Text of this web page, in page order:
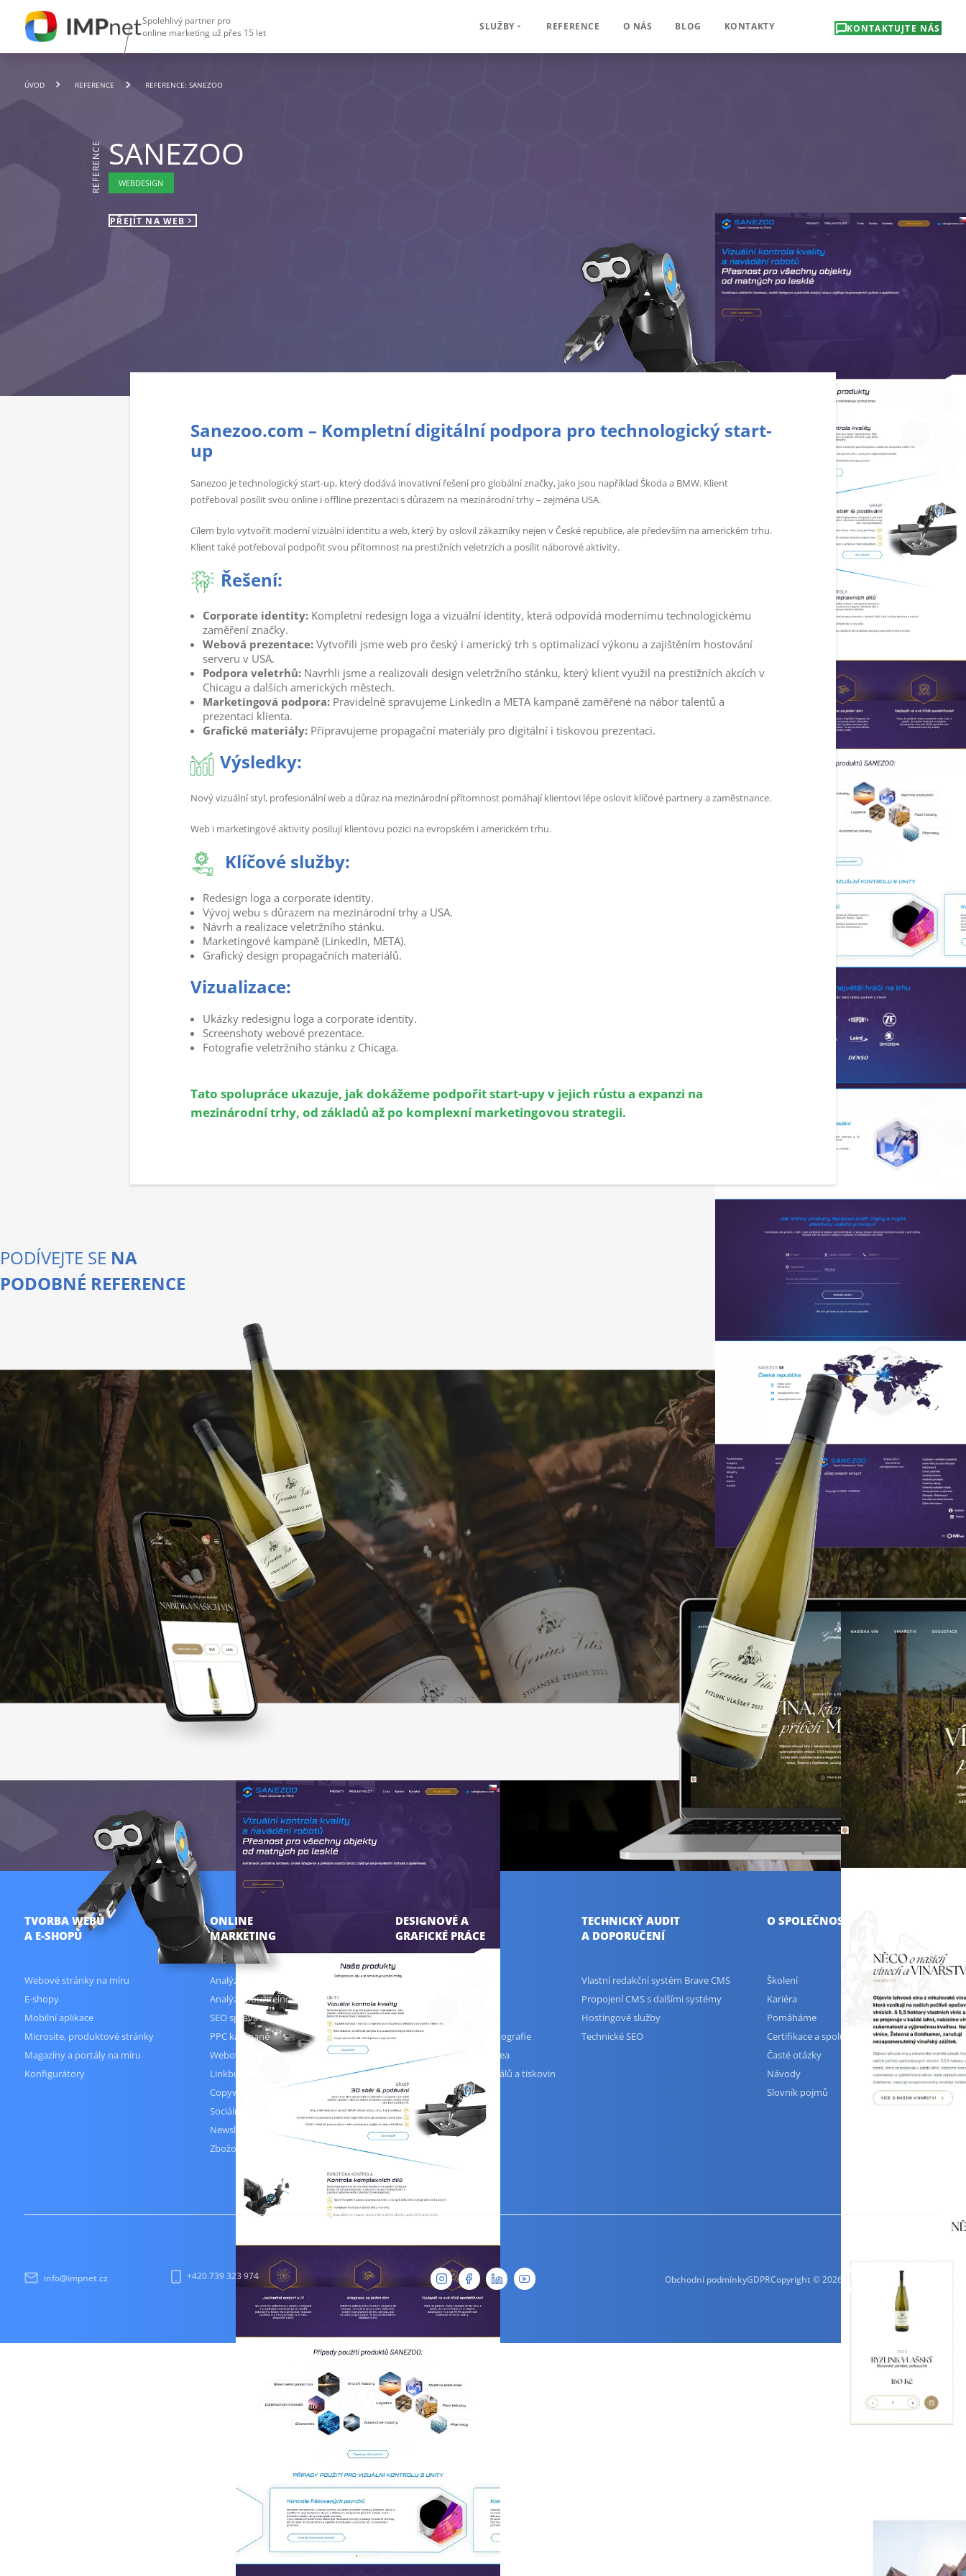
Spolehlivý partner pro
online marketing už přes 15 let
SLUŽBY REFERENCE O NÁS BLOG KONTAKTY KONTAKTUJTE NÁS
ÚVOD REFERENCE REFERENCE: SANEZOO
REFERENCE SANEZOO
WEBDESIGN
PŘEJÍT NA WEB
Sanezoo.com – Kompletní digitální podpora pro technologický start-
up
Sanezoo je technologický start-up, který dodává inovativní řešení pro globální značky, jako jsou například Škoda a BMW. Klient
potřeboval posílit svou online i offline prezentaci s důrazem na mezinárodní trhy – zejména USA.
Cílem bylo vytvořit moderní vizuální identitu a web, který by oslovil zákazníky nejen v České republice, ale především na americkém trhu.
Klient také potřeboval podpořit svou přítomnost na prestižních veletrzích a posílit náborové aktivity.
Řešení:
Corporate identity: Kompletní redesign loga a vizuální identity, která odpovídá modernímu technologickému
zaměření značky.
Webová prezentace: Vytvořili jsme web pro český i americký trh s optimalizací výkonu a zajištěním hostování
serveru v USA.
Podpora veletrhů: Navrhli jsme a realizovali design veletržního stánku, který klient využil na prestižních akcích v
Chicagu a dalších amerických městech.
Marketingová podpora: Pravidelně spravujeme LinkedIn a META kampaně zaměřené na nábor talentů a
prezentaci klienta.
Grafické materiály: Připravujeme propagační materiály pro digitální i tiskovou prezentaci.
Výsledky:
Nový vizuální styl, profesionální web a důraz na mezinárodní přítomnost pomáhají klientovi lépe oslovit klíčové partnery a zaměstnance.
Web i marketingové aktivity posilují klientovu pozici na evropském i americkém trhu.
Klíčové služby:
Redesign loga a corporate identity.
Vývoj webu s důrazem na mezinárodní trhy a USA.
Návrh a realizace veletržního stánku.
Marketingové kampaně (LinkedIn, META).
Grafický design propagačních materiálů.
Vizualizace:
Ukázky redesignu loga a corporate identity.
Screenshoty webové prezentace.
Fotografie veletržního stánku z Chicaga.
Tato spolupráce ukazuje, jak dokážeme podpořit start-upy v jejich růstu a expanzi na
mezinárodní trhy, od základů až po komplexní marketingovou strategii.
PODÍVEJTE SE NA
PODOBNÉ REFERENCE
VŠECHNY REFERENCE
TVORBA WEBŮ
A E-SHOPŮ
Webové stránky na míru
E-shopy
Mobilní aplikace
Microsite, produktové stránky
Magazíny a portály na míru
Konfigurátory
ONLINE
MARKETING
Analýza klíčových slov
Analýza použitelnosti webu, UX audit
SEO správa a analýzy
PPC kampaně
Webová analytika
Linkbuilding
Copywriting
Sociální sítě
Newslettery
Zbožové porovnávače
DESIGNOVÉ A
GRAFICKÉ PRÁCE
Logo a logomanuál
3D modely a vizualizace
Produktové a firemní fotografie
Animovaná a firemní videa
Grafika firemních materiálů a tiskovin
TECHNICKÝ AUDIT
A DOPORUČENÍ
Vlastní redakční systém Brave CMS
Propojení CMS s dalšími systémy
Hostingové služby
Technické SEO
O SPOLEČNOSTI
Školení
Kariéra
Pomáháme
Certifikace a spolupráce
Časté otázky
Návody
Slovník pojmů
info@impnet.cz +420 739 323 974 Obchodní podmínkyGDPRCopyright © 2026